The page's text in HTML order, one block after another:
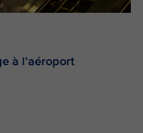
à l’aéroport